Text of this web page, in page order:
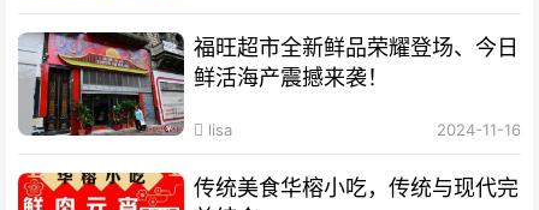
福旺超市全新鲜品荣耀登场、今日
鲜活海产震撼来袭！
lisa 2024-11-16
传统美食华榕小吃，传统与现代完